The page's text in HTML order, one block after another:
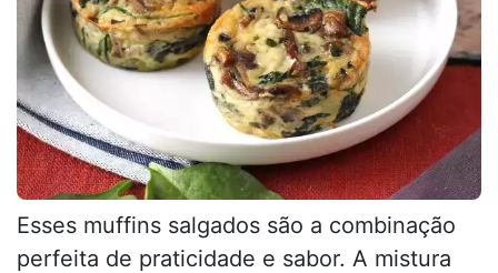
Esses muffins salgados são a combinação
perfeita de praticidade e sabor. A mistura